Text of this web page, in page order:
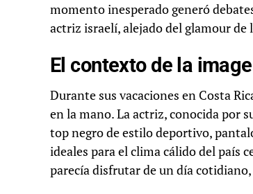
momento inesperado generó
actriz israelí, alejado del glamour de
El contexto de la
Durante sus vacaciones en Costa
en la mano. La actriz, conocida por
top negro de estilo deportivo,
ideales para el clima cálido del país
parecía disfrutar de un día